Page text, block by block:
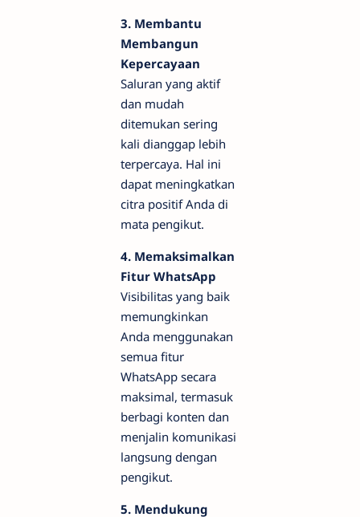
3. Membantu
Membangun
Kepercayaan
Saluran yang aktif
dan mudah
ditemukan sering
kali dianggap lebih
terpercaya. Hal ini
dapat meningkatkan
citra positif Anda di
mata pengikut.
4. Memaksimalkan
Fitur WhatsApp
Visibilitas yang baik
memungkinkan
Anda menggunakan
semua fitur
WhatsApp secara
maksimal, termasuk
berbagi konten dan
menjalin komunikasi
langsung dengan
pengikut.
5. Mendukung